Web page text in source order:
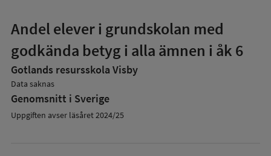
Andel elever i grundskolan med
godkända betyg i alla ämnen i åk 6
Gotlands resursskola Visby
Data saknas
Genomsnitt i Sverige
Uppgiften avser läsåret 2024/25